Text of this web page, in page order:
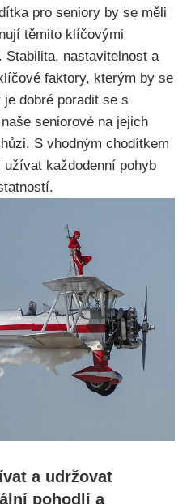
pro seniory by se měli
těmito klíčovými
⁣Stabilita, nastavitelnost a
faktory, kterým by se
dobré ⁤poradit se s
seniorové na jejich
S vhodným chodítkem
každodenní ⁤pohyb
a ‍udržovat
⁢pohodlí⁤ a